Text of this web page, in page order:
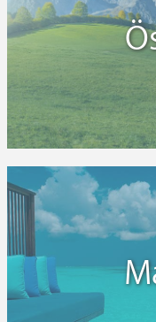
der Pest 1666
Wallfahrtskapelle.